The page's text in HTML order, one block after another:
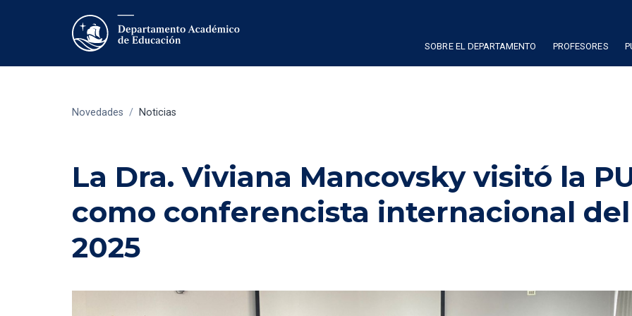
SOBRE EL DEPARTAMENTO PROFESORES
Novedades / Noticias
La Dra. Viviana Mancovsky visitó la
como conferencista internacional del
2025